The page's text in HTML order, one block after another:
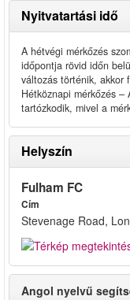
Nyitvatartási idő
A hétvégi mérkőzés
időpontja rövid időn
változás történik, akkor
Hétköznapi mérkőzés
tartózkodik, mivel a
Helyszín
Fulham FC
Cím
Stevenage Road,
Angol nyelvű